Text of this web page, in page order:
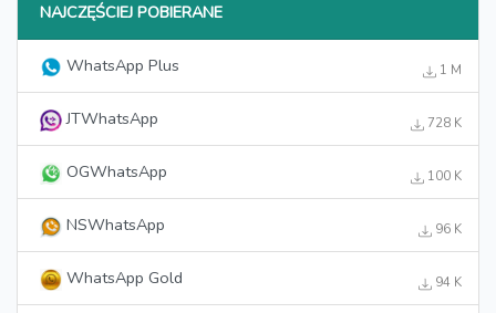
NAJCZĘŚCIEJ POBIERANE
WhatsApp Plus 1 M
JTWhatsApp 728 K
OGWhatsApp 100 K
NSWhatsApp 96 K
WhatsApp Gold 94 K